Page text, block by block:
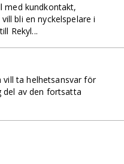
med kundkontakt,
bli en nyckelspelare i
Rekyl...
ta helhetsansvar för
del av den fortsatta